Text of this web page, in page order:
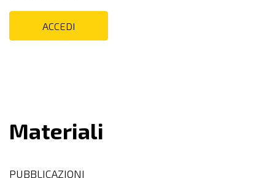
Materiali
PUBBLICAZIONI